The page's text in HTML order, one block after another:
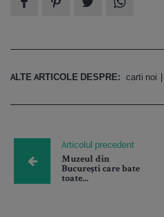
ALTE ARTICOLE DESPRE: carti noi
Articolul precedent
Muzeul din
București care bate
toate...